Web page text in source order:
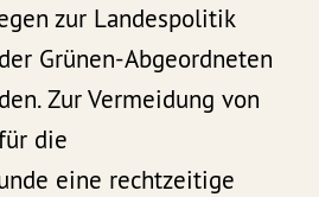
zur Landespolitik
Grünen-Abgeordneten
Zur Vermeidung von
die
eine rechtzeitige